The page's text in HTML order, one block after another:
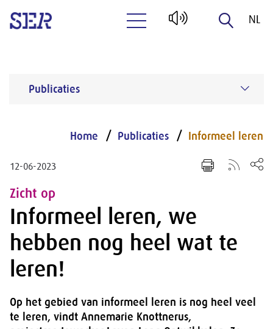
NL
Publicaties
Home Publicaties Informeel leren
12-06-2023
Zicht op
Informeel leren, we
hebben nog heel wat te
leren!
Op het gebied van informeel leren is nog heel veel
te leren, vindt Annemarie Knottnerus,